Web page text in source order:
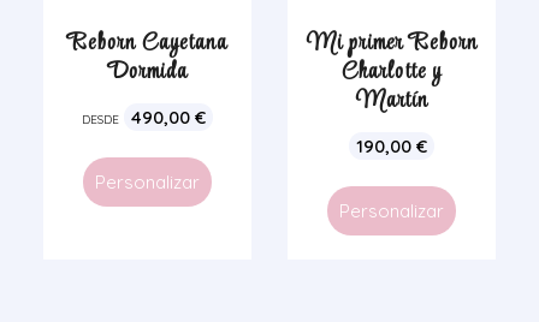
Reborn Cayetana
Dormida
DESDE 490,00 €
Personalizar
Mi primer Reborn
Charlotte y
Martín
190,00€
Personalizar